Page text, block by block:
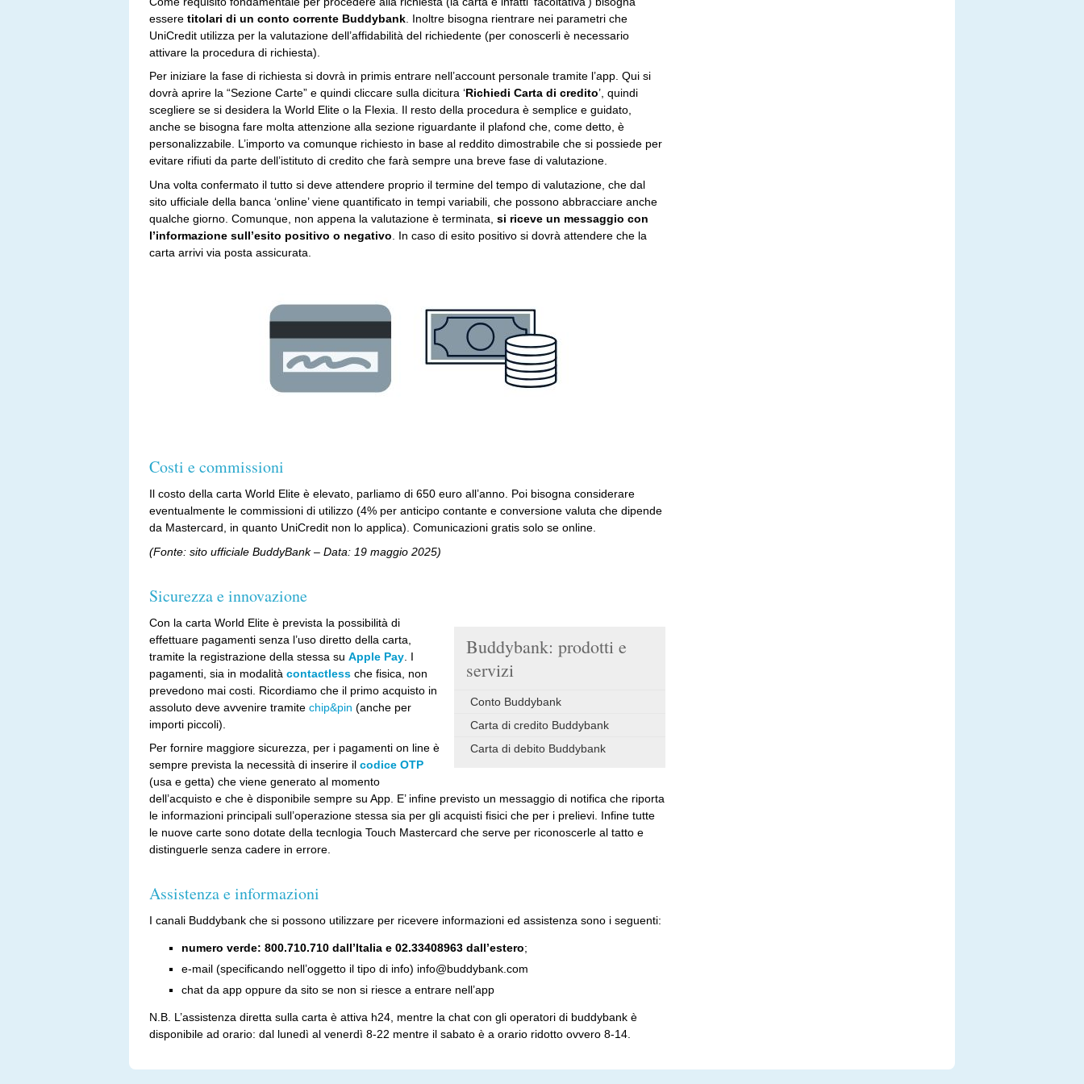
essere titolari di un conto corrente Buddybank . Inoltre bisogna rientrare nei parametri che
UniCredit utilizza per la valutazione dell’affidabilità del richiedente (per conoscerli è necessario
attivare la procedura di richiesta).
Per iniziare la fase di richiesta si dovrà in primis entrare nell’account personale tramite l’app. Qui si
dovrà aprire la “Sezione Carte” e quindi cliccare sulla dicitura ‘Richiedi Carta di credito’, quindi
scegliere se si desidera la World Elite o la Flexia. Il resto della procedura è semplice e guidato,
anche se bisogna fare molta attenzione alla sezione riguardante il plafond che, come detto, è
personalizzabile. L’importo va comunque richiesto in base al reddito dimostrabile che si possiede per
evitare rifiuti da parte dell’istituto di credito che farà sempre una breve fase di valutazione.
Una volta confermato il tutto si deve attendere proprio il termine del tempo di valutazione, che dal
sito ufficiale della banca ‘online’ viene quantificato in tempi variabili, che possono abbracciare anche
qualche giorno. Comunque, non appena la valutazione è terminata, si riceve un messaggio con
l’informazione sull’esito positivo o negativo . In caso di esito positivo si dovrà attendere che la
carta arrivi via posta assicurata.
Costi e commissioni
Il costo della carta World Elite è elevato, parliamo di 650 euro all’anno. Poi bisogna considerare
eventualmente le commissioni di utilizzo (4% per anticipo contante e conversione valuta che dipende
da Mastercard, in quanto UniCredit non lo applica). Comunicazioni gratis solo se online.
(Fonte: sito ufficiale BuddyBank – Data: 19 maggio 2025)
Sicurezza e innovazione
Buddybank: prodotti e
servizi
Conto Buddybank
Carta di credito Buddybank
Carta di debito Buddybank
Con la carta World Elite è prevista la possibilità di
effettuare pagamenti senza l’uso diretto della carta,
tramite la registrazione della stessa su Apple Pay . I
pagamenti, sia in modalità contactless che fisica, non
prevedono mai costi. Ricordiamo che il primo acquisto in
assoluto deve avvenire tramite chip&pin (anche per
importi piccoli).
Per fornire maggiore sicurezza, per i pagamenti on line è
sempre prevista la necessità di inserire il codice OTP
(usa e getta) che viene generato al momento
dell’acquisto e che è disponibile sempre su App. E’ infine previsto un messaggio di notifica che riporta
le informazioni principali sull’operazione stessa sia per gli acquisti fisici che per i prelievi. Infine tutte
le nuove carte sono dotate della tecnlogia Touch Mastercard che serve per riconoscerle al tatto e
distinguerle senza cadere in errore.
Assistenza e informazioni
I canali Buddybank che si possono utilizzare per ricevere informazioni ed assistenza sono i seguenti:
numero verde: 800.710.710 dall’Italia e 02.33408963 dall’estero;
e-mail (specificando nell’oggetto il tipo di info) info@buddybank.com
chat da app oppure da sito se non si riesce a entrare nell’app
N.B. L’assistenza diretta sulla carta è attiva h24, mentre la chat con gli operatori di buddybank è
disponibile ad orario: dal lunedì al venerdì 8-22 mentre il sabato è a orario ridotto ovvero 8-14.